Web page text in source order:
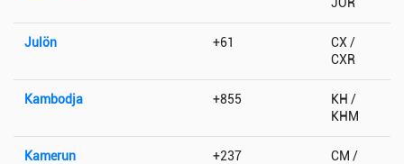
Julön +61
CX /
CXR
Kambodja +855
KH /
KHM
Kamerun +237
CM /